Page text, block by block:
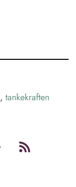
, tankekraften